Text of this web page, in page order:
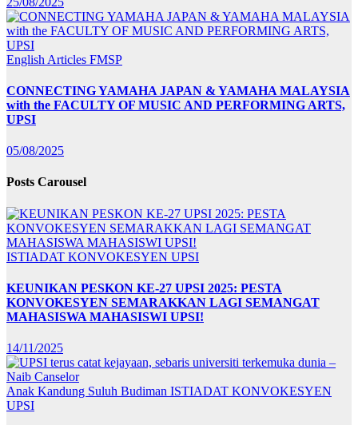
English Articles FMSP
CONNECTING YAMAHA JAPAN & YAMAHA MALAYSIA
with the FACULTY OF MUSIC AND PERFORMING ARTS,
UPSI
05/08/2025
Posts Carousel
ISTIADAT KONVOKESYEN UPSI
KEUNIKAN PESKON KE-27 UPSI 2025: PESTA
KONVOKESYEN SEMARAKKAN LAGI SEMANGAT
MAHASISWA MAHASISWI UPSI!
14/11/2025
Anak Kandung Suluh Budiman ISTIADAT KONVOKESYEN
UPSI